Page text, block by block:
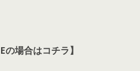
の場合はコチラ】